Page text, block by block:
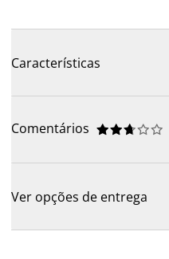
Características
Comentários 





Ver opções de entrega